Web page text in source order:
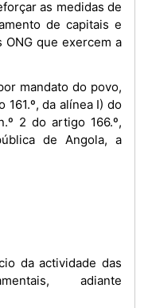
as medidas de
de capitais e
que exercem a
mandato do povo,
da alínea I) do
2 do artigo 166.º,
de Angola, a
da actividade das
adiante